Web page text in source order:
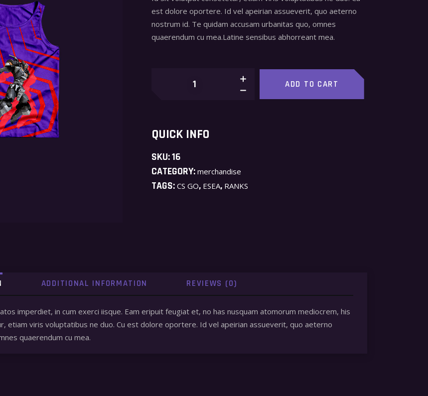
est dolore oportere. Id vel apeirian assueverit, quo aeterno
nostrum id. Te quidam accusam urbanitas quo, omnes
quaerendum cu mea.Latine sensibus abhorreant mea.
ADD TO CART
QUICK INFO
SKU:16
CATEGORY: merchandise
TAGS: CS GO, ESEA, RANKS
ADDITIONAL INFORMATION REVIEWS (0)
imperdiet, in cum exerci iisque. Eam eripuit feugiat et, no has nusquam atomorum mediocrem, his
etiam viris voluptatibus ne duo. Cu est dolore oportere. Id vel apeirian assueverit, quo aeterno
quaerendum cu mea.